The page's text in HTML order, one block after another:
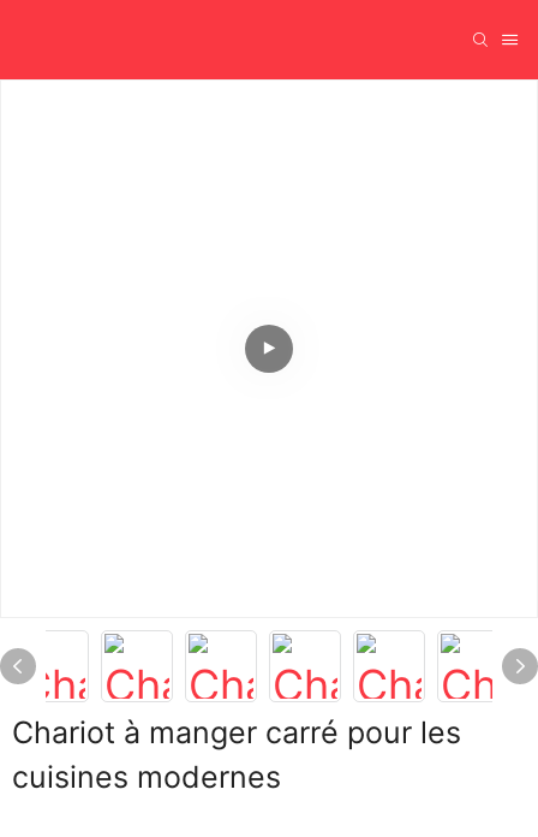
Chariot à manger carré pour les
cuisines modernes